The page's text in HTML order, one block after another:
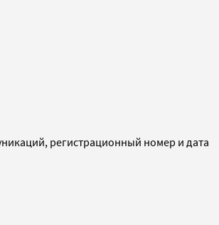
регистрационный номер и дата